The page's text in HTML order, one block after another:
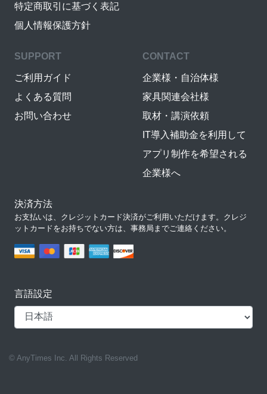
特定商取引に基づく表記
個人情報保護方針
SUPPORT
ご利用ガイド
よくある質問
お問い合わせ
CONTACT
企業様・自治体様
家具関連会社様
取材・講演依頼
IT導入補助金を利用して
アプリ制作を希望される
企業様へ
決済方法
お支払いは、クレジットカード決済がご利用いただけます。クレジ
ットカードをお持ちでない方は、事務局までご連絡ください。
言語設定
© AnyTimes Inc. All Rights Reserved